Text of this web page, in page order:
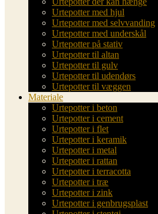
Urtepotter med hjul
Urtepotter med selvvanding
Urtepotter med underskål
Urtepotter på stativ
Urtepotter til altan
Urtepotter til gulv
Urtepotter til udendørs
Urtepotter til væggen
Materiale
Urtepotter i beton
Urtepotter i cement
Urtepotter i flet
Urtepotter i keramik
Urtepotter i metal
Urtepotter i rattan
Urtepotter i terracotta
Urtepotter i træ
Urtepotter i zink
Urtepotter i genbrugsplast